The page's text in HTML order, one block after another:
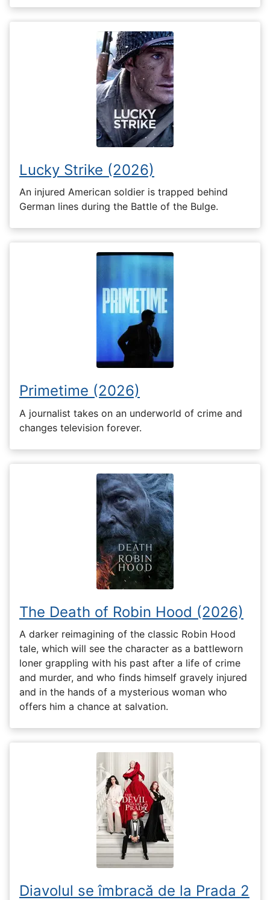
Lucky Strike (2026)
An injured American soldier is trapped behind
German lines during the Battle of the Bulge.
Primetime (2026)
A journalist takes on an underworld of crime and
changes television forever.
The Death of Robin Hood (2026)
A darker reimagining of the classic Robin Hood
tale, which will see the character as a battleworn
loner grappling with his past after a life of crime
and murder, and who finds himself gravely injured
and in the hands of a mysterious woman who
offers him a chance at salvation.
Diavolul se îmbracă de la Prada 2